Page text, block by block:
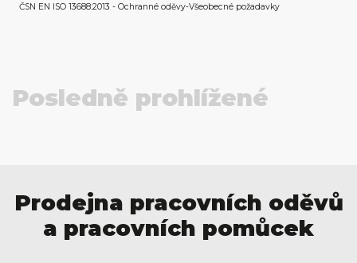
ČSN EN ISO 13688:2013 - Ochranné oděvy-Všeobecné požadavky
Posledně prohlížené
Prodejna pracovních oděvů
a pracovních pomůcek